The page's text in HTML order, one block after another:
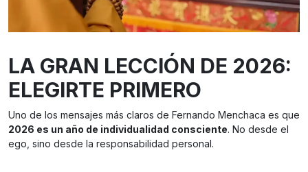
LA GRAN LECCIÓN DE 2026:
ELEGIRTE PRIMERO
Uno de los mensajes más claros de Fernando Menchaca es que
2026 es un año de individualidad consciente. No desde el
ego, sino desde la responsabilidad personal.